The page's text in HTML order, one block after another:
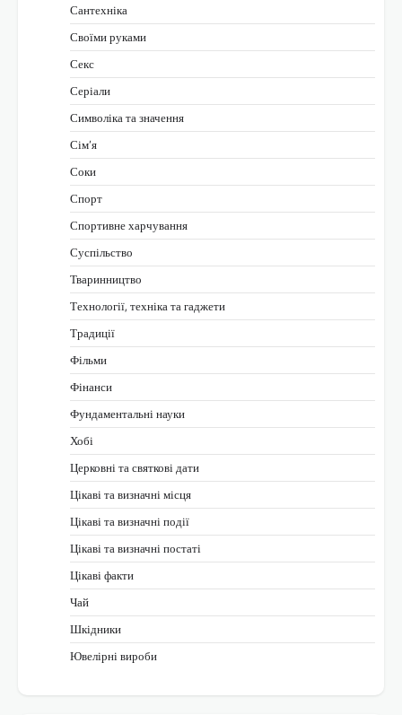
Сантехніка
Своїми руками
Секс
Серіали
Символіка та значення
Сім’я
Соки
Спорт
Спортивне харчування
Суспільство
Тваринництво
Технології, техніка та гаджети
Традиції
Фільми
Фінанси
Фундаментальні науки
Хобі
Церковні та святкові дати
Цікаві та визначні місця
Цікаві та визначні події
Цікаві та визначні постаті
Цікаві факти
Чай
Шкідники
Ювелірні вироби